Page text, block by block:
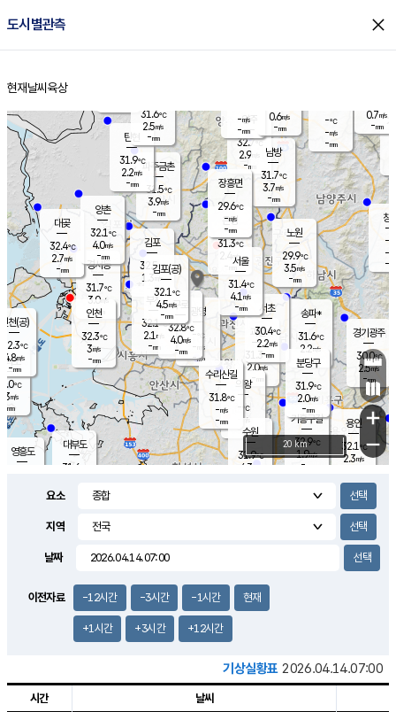
도시별관측 close
홈
현재날씨 육상
의도
℃
m/s
mm
영흥도
양주
32.7℃
2.9
-mm
과천
31.3℃
2.0m/s
- mm
용인
32.1℃
2.3m/s
경기광주
30.0℃
2.5m/s
-mm
4.2m/s
대부도
31.6
경서동
31.7℃
3.0m/s
-mm
파주금촌
31.5℃
3.9m/s
-mm
-℃
-m/s
-mm
대곶
32.4℃
2.7m/s
-mm
창
-
-m/
-
탄현
31.9℃
2.2m/s
-mm
0.7m/s
-mm
의왕
- ℃
m/s
mm
김포
32.5℃
1.3 m/s
mm
광명
- ℃
-m/s
-mm
부천
32.1℃
2.1 m/s
-mm
양촌
32.1℃
4.0m/s
-mm
구로
32.8℃
4.0m/s
-mm
은평
31.3℃
2.4 m/s
- mm
노원
29.9℃
3.5m/s
-mm
송파*
31.6℃
2.2m/s
-mm
서초
30.4℃
2.2m/s
-mm
남방
31.7℃
3.7m/s
-mm
기흥구갈
32.9℃
1.9m/s
-
수리산길
31.8℃
-m/s
-mm
분당구
31.9℃
2.0m/s
-mm
장흥면
29.6℃
-m/s
-mm
-m/s
-mm
인천(공)
32.3℃
4.8m/s
-mm
김포(공)
32.1℃
4.5m/s
-mm
수원
31.9℃
4.3 m/s
인천
32.3℃
3m/s
-mm
서울
31.4℃
4.1 m/s
-mm
31.6℃
2.5m/s
-mm
0.6m/s
-mm
+
−
20 km
요소
지역
날짜
이전자료 -12시간 -3시간 -1시간 현재
+1시간 +3시간 +12시간
기상실황표 2026.04.14.07:00
시간 날씨